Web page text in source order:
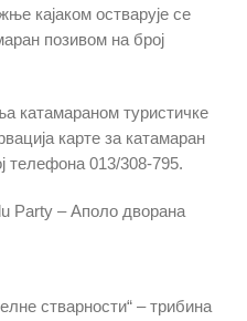
кајаком остварује се
позивом на број
катамараном туристичке
карте за катамаран
телефона 013/308-795.
Party – Аполо дворана
стварности“ – трибина